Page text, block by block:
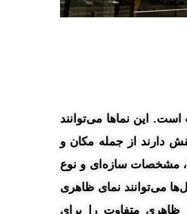
این نماها می‌توانند
دارند از جمله مکان و
مشخصات سازه‌ای و نوع
می‌توانند نمای ظاهری
متفاوت را برای